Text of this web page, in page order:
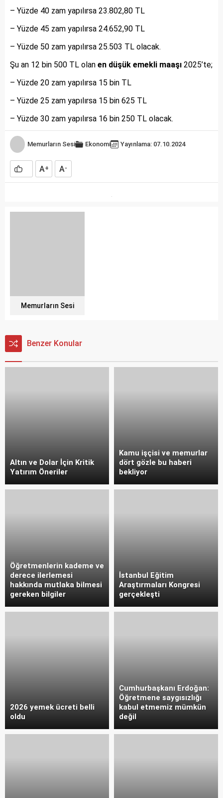
– Yüzde 40 zam yapılırsa 23.802,80 TL
– Yüzde 45 zam yapılırsa 24.652,90 TL
– Yüzde 50 zam yapılırsa 25.503 TL olacak.
Şu an 12 bin 500 TL olan en düşük emekli maaşı 2025’te;
– Yüzde 20 zam yapılırsa 15 bin TL
– Yüzde 25 zam yapılırsa 15 bin 625 TL
– Yüzde 30 zam yapılırsa 16 bin 250 TL olacak.
Memurların Sesi Ekonomi Yayınlama: 07.10.2024
A+ A-
Memurların Sesi
Benzer Konular
Altın ve Dolar İçin Kritik
Yatırım Öneriler
Kamu işçisi ve memurlar
dört gözle bu haberi
bekliyor
Öğretmenlerin kademe ve
derece ilerlemesi
hakkında mutlaka bilmesi
gereken bilgiler
İstanbul Eğitim
Araştırmaları Kongresi
gerçekleşti
2026 yemek ücreti belli
oldu
Cumhurbaşkanı Erdoğan:
Öğretmene saygısızlığı
kabul etmemiz mümkün
değil